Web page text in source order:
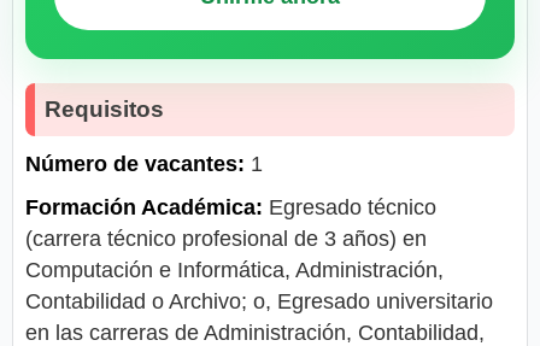
Requisitos
Número de vacantes: 1
Formación Académica: Egresado técnico
(carrera técnico profesional de 3 años) en
Computación e Informática, Administración,
Contabilidad o Archivo; o, Egresado universitario
en las carreras de Administración, Contabilidad,